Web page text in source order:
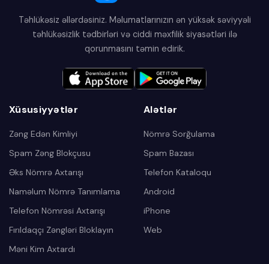
Təhlükəsiz əllərdəsiniz. Məlumatlarınızın ən yüksək səviyyəli
təhlükəsizlik tədbirləri və ciddi məxfilik siyasətləri ilə
qorunmasını təmin edirik.
Xüsusiyyətlər
Zəng Edən Kimliyi
Spam Zəng Blokçusu
Əks Nömrə Axtarışı
Naməlum Nömrə Tanımlama
Telefon Nömrəsi Axtarışı
Fırıldaqçı Zəngləri Bloklayın
Məni Kim Axtardı
Alətlər
Nömrə Sorğulama
Spam Bazası
Telefon Kataloqu
Android
iPhone
Web